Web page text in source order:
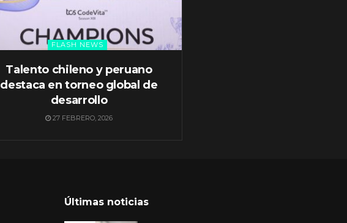
FLASH NEWS
Talento chileno y peruano
destaca en torneo global de
desarrollo
27 FEBRERO, 2026
Últimas noticias